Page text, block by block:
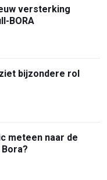
versterking
BORA
bijzondere rol
meteen naar de